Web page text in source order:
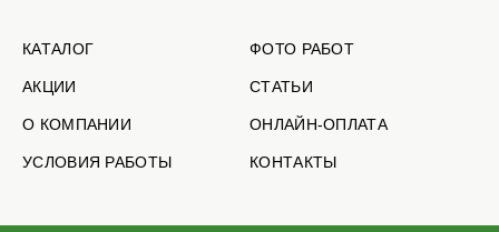
КАТАЛОГ
АКЦИИ
О КОМПАНИИ
УСЛОВИЯ РАБОТЫ
ФОТО РАБОТ
СТАТЬИ
ОНЛАЙН-ОПЛАТА
КОНТАКТЫ